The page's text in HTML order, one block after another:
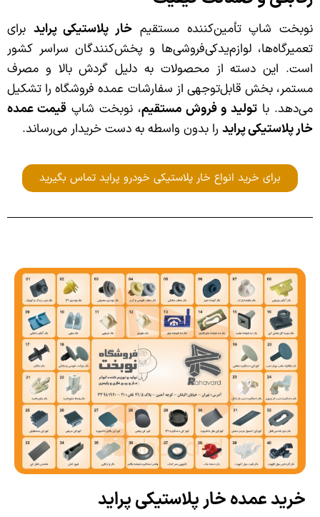
نوبخت شاپ تأمین‌کننده مستقیم خار پلاستیکی پراید برای
تعمیرگاه‌ها، لوازم‌یدکی‌فروشی‌ها و پخش‌کنندگان سراسر کشور
است. این دسته از محصولات به دلیل گردش بالا و مصرف
مستمر، بخش قابل‌توجهی از سفارشات عمده فروشگاه را تشکیل
می‌دهد. با تولید و فروش مستقیم، نوبخت شاپ قیمت عمده
خار پلاستیکی پرایدرا بدون واسطه به دست خریدار می‌رساند.
برای خرید انواع خار پلاستیکی خودرو پراید تماس بگیرید
خرید عمده خار پلاستیکی پراید